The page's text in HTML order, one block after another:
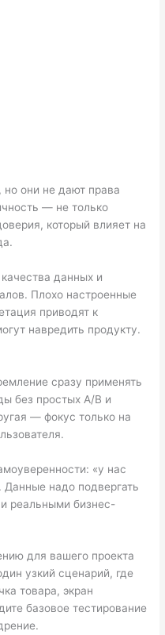
но они не дают права
— не только
который влияет на
данных и
Плохо настроенные
приводят к
навредить продукту.
сразу применять
без простых A/B и
— фокус только на
«у нас
надо подвергать
и реальными бизнес-
для вашего проекта
узкий сценарий, где
товара, экран
базовое тестирование